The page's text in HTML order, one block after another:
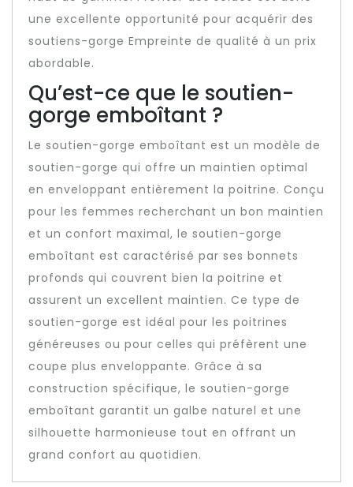
une excellente opportunité pour acquérir des
soutiens-gorge Empreinte de qualité à un prix
abordable.
Qu’est-ce que le soutien-
gorge emboîtant ?
Le soutien-gorge emboîtant est un modèle de
soutien-gorge qui offre un maintien optimal
en enveloppant entièrement la poitrine. Conçu
pour les femmes recherchant un bon maintien
et un confort maximal, le soutien-gorge
emboîtant est caractérisé par ses bonnets
profonds qui couvrent bien la poitrine et
assurent un excellent maintien. Ce type de
soutien-gorge est idéal pour les poitrines
généreuses ou pour celles qui préfèrent une
coupe plus enveloppante. Grâce à sa
construction spécifique, le soutien-gorge
emboîtant garantit un galbe naturel et une
silhouette harmonieuse tout en offrant un
grand confort au quotidien.